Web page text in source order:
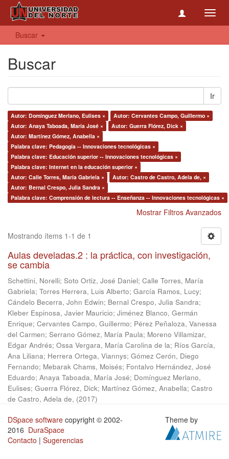
Buscar
Buscar
Ir
Autor: Domínguez Merlano, Eulises ×
Autor: Cervantes Campo, Guillermo ×
Autor: Anaya Taboada, María José ×
Autor: Guerra Flórez, Dick ×
Autor: Martínez Gómez, Anabella ×
Palabra clave: Pedagogía -- Innovaciones tecnológicas ×
Palabra clave: Educación superior -- Innovaciones tecnológicas ×
Palabra clave: Internet en la educación superior ×
Autor: Calle Torres, María Gabriela ×
Autor: Castro de Castro, Adela de, ×
Autor: Bernal Crespo, Julia Sandra ×
Palabra clave: Comprensión de lectura -- Enseñanza -- Innovaciones tecnológicas ×
Mostrar Filtros Avanzados
Mostrando ítems 1-1 de 1
Aulas develadas.2 : la práctica, con investigación,
se cambia
Schettini, Norelli; Soto Ortiz, José Daniel; Calle Torres, María
Gabriela; Torres Herrera, Luis Alberto; García Ramos, Lucy;
Cándelo Becerra, John Edwin; Bernal Crespo, Julia Sandra;
Kleber Espinosa, Javier Mauricio; Jiménez Blanco, Germán
Enrique; Cervantes Campo, Guillermo; Pérez Peñaloza, Vanessa
del Carmen; Serrano Gómez, María Paula; Moreno Villamizar,
Edgar Andrés; Ossa Vergara, María Carolina de la; Ríos García,
Ana Liliana; Herrera Ortega, Viannys; Gómez Cerón, Diego
Fernando; Mebarak Chams, Moisés; Fontalvo Hernández, José
Eduardo; Anaya Taboada, María José; Domínguez Merlano,
Eulises; Guerra Flórez, Dick; Martínez Gómez, Anabella; Castro
de Castro, Adela de, (2017)
DSpace software copyright © 2002-
2016 DuraSpace
Contacto | Sugerencias
Theme by